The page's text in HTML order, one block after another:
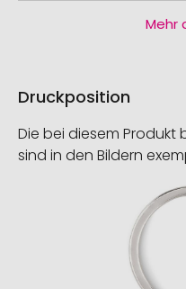
Mehr
Druckposition
Die bei diesem Produkt
sind in den Bildern